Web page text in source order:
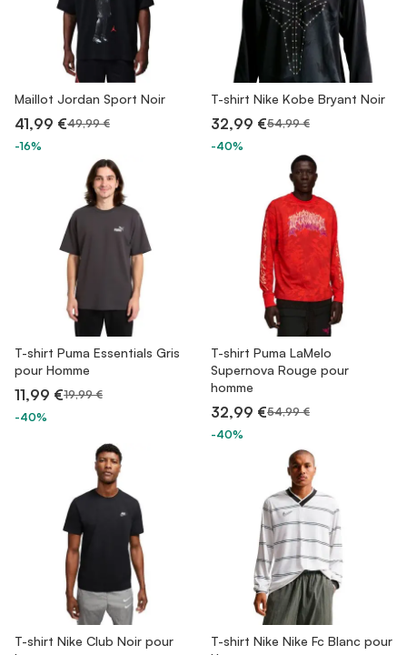
Maillot Jordan Sport Noir
41,99 €49,99 €
-16%
T-shirt Nike Kobe Bryant Noir
32,99 €54,99 €
-40%
T-shirt Puma Essentials Gris
pour Homme
11,99 €19,99 €
-40%
T-shirt Puma LaMelo
Supernova Rouge pour
homme
32,99 €54,99 €
-40%
T-shirt Nike Club Noir pour
T-shirt Nike Nike Fc Blanc pour